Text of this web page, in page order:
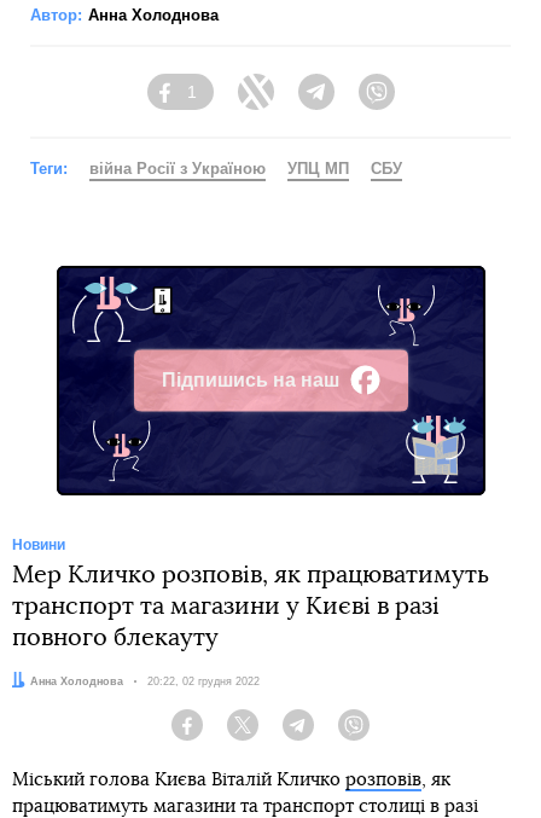
Автор: Анна Холоднова
Facebook
1
Twitter Telegram
Теги: війна Росії з Україною УПЦ МП СБУ
Підпишись на наш
Facebook
Новини
Мер Кличко розповів, як працюватимуть
транспорт та магазини у Києві в разі
повного блекауту
Автор:
Анна Холоднова Дата:
20:22, 02 грудня 2022
Facebook Twitter Telegram
Міський голова Києва Віталій Кличко розповів, як
працюватимуть магазини та транспорт столиці в разі